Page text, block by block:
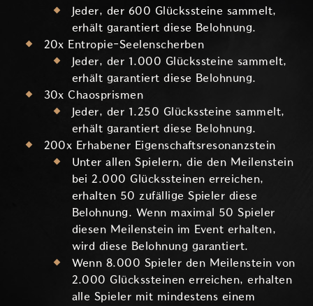
Jeder, der 600 Glückssteine sammelt,
erhält garantiert diese Belohnung.
20x Entropie-Seelenscherben
Jeder, der 1.000 Glückssteine sammelt,
erhält garantiert diese Belohnung.
30x Chaosprismen
Jeder, der 1.250 Glückssteine sammelt,
erhält garantiert diese Belohnung.
200x Erhabener Eigenschaftsresonanzstein
Unter allen Spielern, die den Meilenstein
bei 2.000 Glückssteinen erreichen,
erhalten 50 zufällige Spieler diese
Belohnung. Wenn maximal 50 Spieler
diesen Meilenstein im Event erhalten,
wird diese Belohnung garantiert.
Wenn 8.000 Spieler den Meilenstein von
2.000 Glückssteinen erreichen, erhalten
alle Spieler mit mindestens einem